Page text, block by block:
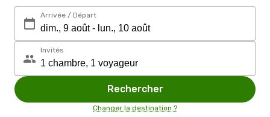
Arrivée / Départ
Invités
Rechercher
Changer la destination ?